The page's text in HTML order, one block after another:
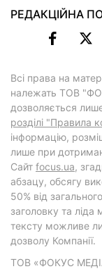
РЕДАКЦІЙНА
Всі права на
належать ТОВ
дозволяється
розділі "Правила
інформацію,
лише при
Cайт focus.ua,
абзацу, обсягу
50% від
заголовку та ліда
тексту можливе
дозволу Компанії.
ТОВ «ФОКУС